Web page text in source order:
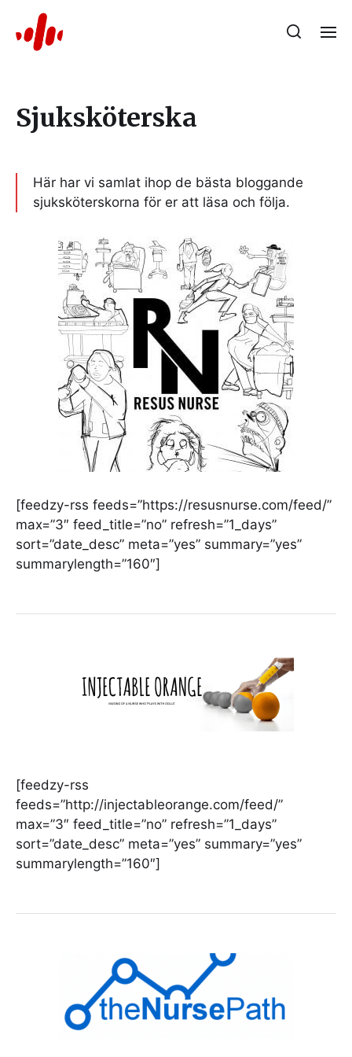
Sjuksköterska
Här har vi samlat ihop de bästa bloggande
sjuksköterskorna för er att läsa och följa.
[feedzy-rss feeds=”https://resusnurse.com/feed/”
max=”3″ feed_title=”no” refresh=”1_days”
sort=”date_desc” meta=”yes” summary=”yes”
summarylength=”160″]
[feedzy-rss
feeds=”http://injectableorange.com/feed/”
max=”3″ feed_title=”no” refresh=”1_days”
sort=”date_desc” meta=”yes” summary=”yes”
summarylength=”160″]